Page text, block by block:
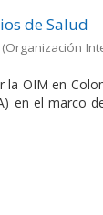
de Salud
(Organización
la OIM en
en el marco